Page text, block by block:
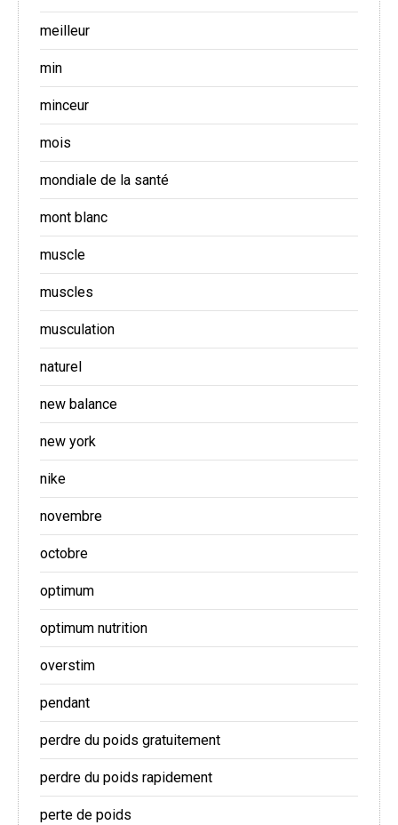
meilleur
min
minceur
mois
mondiale de la santé
mont blanc
muscle
muscles
musculation
naturel
new balance
new york
nike
novembre
octobre
optimum
optimum nutrition
overstim
pendant
perdre du poids gratuitement
perdre du poids rapidement
perte de poids